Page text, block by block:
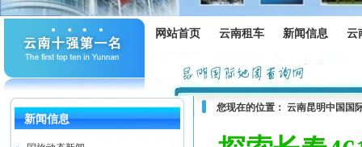
网站首页 云南租车 新闻信息 云
新闻信息
您现在的位置： 云南昆明中国国